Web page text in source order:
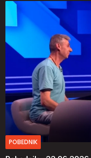
POBEDNIK